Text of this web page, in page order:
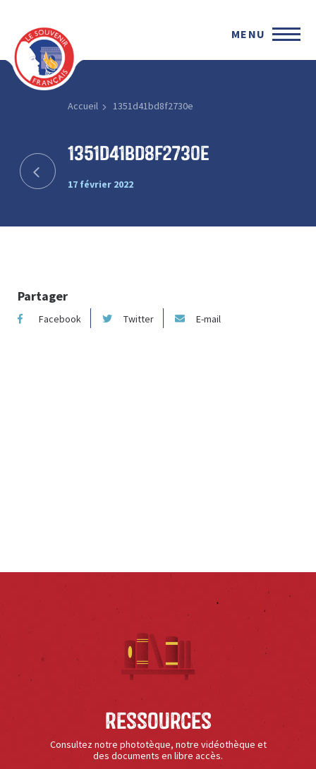
MENU
Accueil 1351d41bd8f2730e
1351d41bd8f2730e
17 février 2022
Partager
Facebook Twitter E-mail
Ressources
Consultez notre phototèque, notre vidéothèque et
des documents en libre accès.